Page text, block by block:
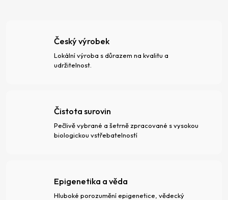
Český výrobek
Lokální výroba s důrazem na kvalitu a
udržitelnost.
Čistota surovin
Pečlivě vybrané a šetrně zpracované s vysokou
biologickou vstřebatelností
Epigenetika a věda
Hluboké porozumění epigenetice, vědecký